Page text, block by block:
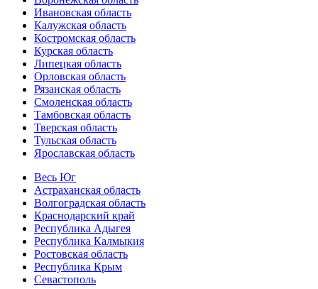
Ивановская область
Калужская область
Костромская область
Курская область
Липецкая область
Орловская область
Рязанская область
Смоленская область
Тамбовская область
Тверская область
Тульская область
Ярославская область
Весь Юг
Астраханская область
Волгоградская область
Краснодарский край
Республика Адыгея
Республика Калмыкия
Ростовская область
Республика Крым
Севастополь